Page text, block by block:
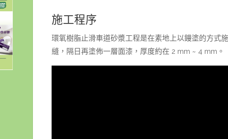
施工程序
環氧樹脂止滑車道砂漿工程是在素地上以鏝塗的方式
縫，隔日再塗佈一層面漆，厚度約在 2 mm ~ 4 mm。